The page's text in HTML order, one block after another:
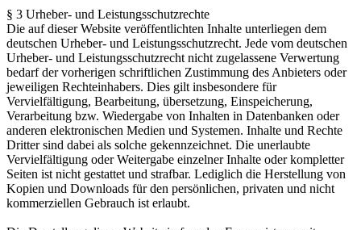
§ 3 Urheber- und Leistungsschutzrechte
Die auf dieser Website veröffentlichten Inhalte unterliegen dem
deutschen Urheber- und Leistungsschutzrecht. Jede vom deutschen
Urheber- und Leistungsschutzrecht nicht zugelassene Verwertung
bedarf der vorherigen schriftlichen Zustimmung des Anbieters oder
jeweiligen Rechteinhabers. Dies gilt insbesondere für
Vervielfältigung, Bearbeitung, übersetzung, Einspeicherung,
Verarbeitung bzw. Wiedergabe von Inhalten in Datenbanken oder
anderen elektronischen Medien und Systemen. Inhalte und Rechte
Dritter sind dabei als solche gekennzeichnet. Die unerlaubte
Vervielfältigung oder Weitergabe einzelner Inhalte oder kompletter
Seiten ist nicht gestattet und strafbar. Lediglich die Herstellung von
Kopien und Downloads für den persönlichen, privaten und nicht
kommerziellen Gebrauch ist erlaubt.